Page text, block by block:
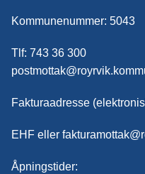
Kommunenummer: 5043
Tlf: 743 36 300
Fakturaadresse
EHF eller
Åpningstider: